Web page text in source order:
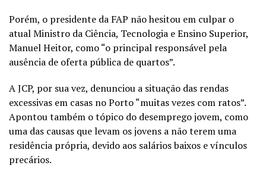
Porém, o presidente da FAP não hesitou em culpar o
atual Ministro da Ciência, Tecnologia e Ensino Superior,
Manuel Heitor, como “o principal responsável pela
ausência de oferta pública de quartos”.
A JCP, por sua vez, denunciou a situação das rendas
excessivas em casas no Porto “muitas vezes com ratos”.
Apontou também o tópico do desemprego jovem, como
uma das causas que levam os jovens a não terem uma
residência própria, devido aos salários baixos e vínculos
precários.